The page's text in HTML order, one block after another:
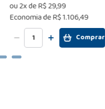
ou2x deR$29,99
Economia deR$ 1.106,49
Comprar